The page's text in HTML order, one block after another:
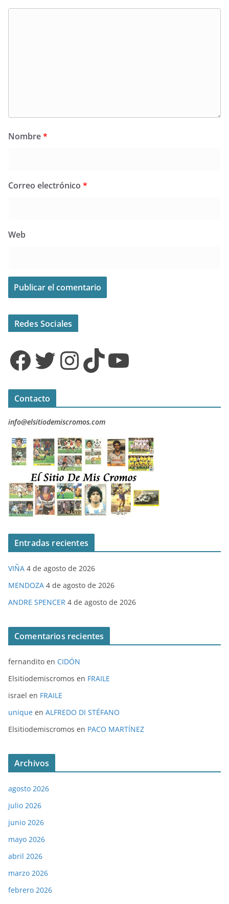
Nombre*
Correo electrónico *
Web
Redes Sociales
Facebook Twitter InstagramTikTok YouTube
Contacto
info@elsitiodemiscromos.com
Entradas recientes
VIÑA 4 de agosto de 2026
MENDOZA 4 de agosto de 2026
ANDRE SPENCER 4 de agosto de 2026
Comentarios recientes
fernandito en CIDÓN
Elsitiodemiscromos en FRAILE
israel en FRAILE
unique en ALFREDO DI STÉFANO
Elsitiodemiscromos en PACO MARTÍNEZ
Archivos
agosto 2026
julio 2026
junio 2026
mayo 2026
abril 2026
marzo 2026
febrero 2026